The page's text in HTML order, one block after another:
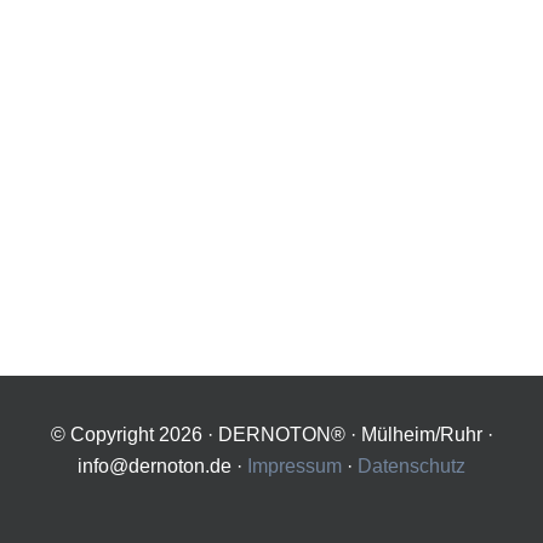
© Copyright 2026 · DERNOTON® · Mülheim/Ruhr ·
info@dernoton.de · Impressum · Datenschutz